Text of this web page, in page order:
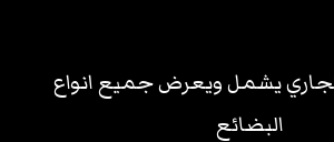
يشمل ويعرض جميع انواع
البضائع